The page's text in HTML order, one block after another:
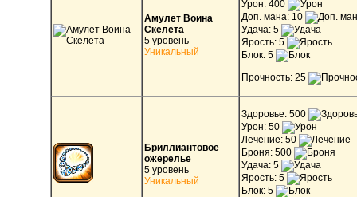
Амулет Воина
Скелета
5 уровень
Уникальный
Урон: 400
Доп. мана: 10
Удача: 5
Ярость: 5
Блок: 5
Прочность: 25
Бриллиантовое
ожерелье
5 уровень
Уникальный
Здоровье: 500
Урон: 50
Лечение: 50
Броня: 500
Удача: 5
Ярость: 5
Блок: 5